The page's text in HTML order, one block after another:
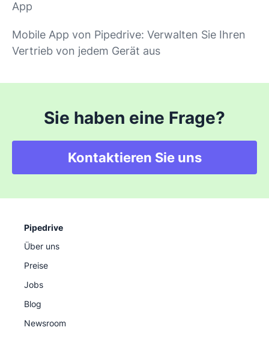
App
Mobile App von Pipedrive: Verwalten Sie Ihren
Vertrieb von jedem Gerät aus
Sie haben eine Frage?
Kontaktieren Sie uns
Pipedrive
Über uns
Preise
Jobs
Blog
Newsroom